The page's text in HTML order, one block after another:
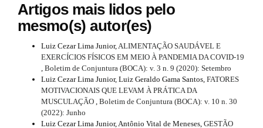
Artigos mais lidos pelo
mesmo(s) autor(es)
Luiz Cezar Lima Junior, ALIMENTAÇÃO SAUDÁVEL E
EXERCÍCIOS FÍSICOS EM MEIO À PANDEMIA DA COVID-19
Boletim de Conjuntura (BOCA): v. 3 n. 9 (2020): Setembro
Luiz Cezar Lima Junior, Luiz Geraldo Gama Santos, FATORES
MOTIVACIONAIS QUE LEVAM À PRÁTICA DA
MUSCULAÇÃO Boletim de Conjuntura (BOCA): v. 10 n. 30
(2022): Junho
Luiz Cezar Lima Junior, Antônio Vital de Meneses, GESTÃO